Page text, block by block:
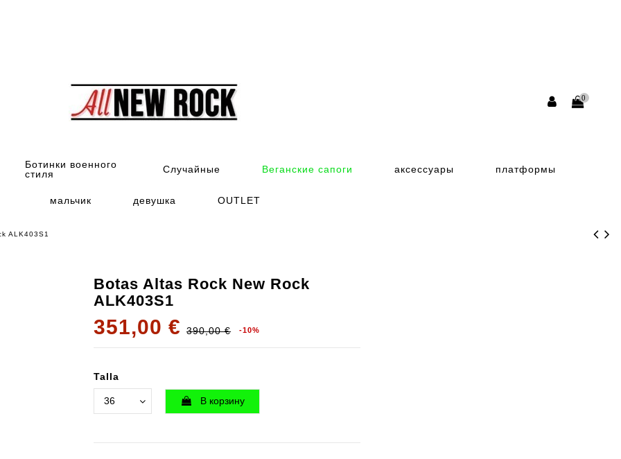
0
Ботинки военного
стиля
Случайные Веганские сапоги аксессуары платформы
мальчик девушка OUTLET
ALK403S1
Botas Altas Rock New Rock
ALK403S1
351,00 € 390,00 € -10%
Talla
В корзину